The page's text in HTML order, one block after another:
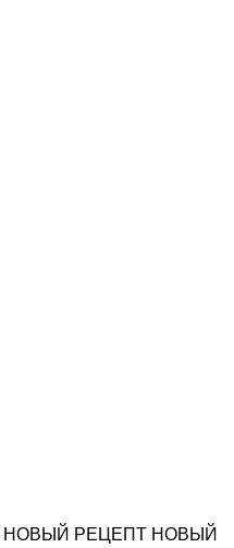
НОВЫЙ РЕЦЕПТ НОВЫЙ